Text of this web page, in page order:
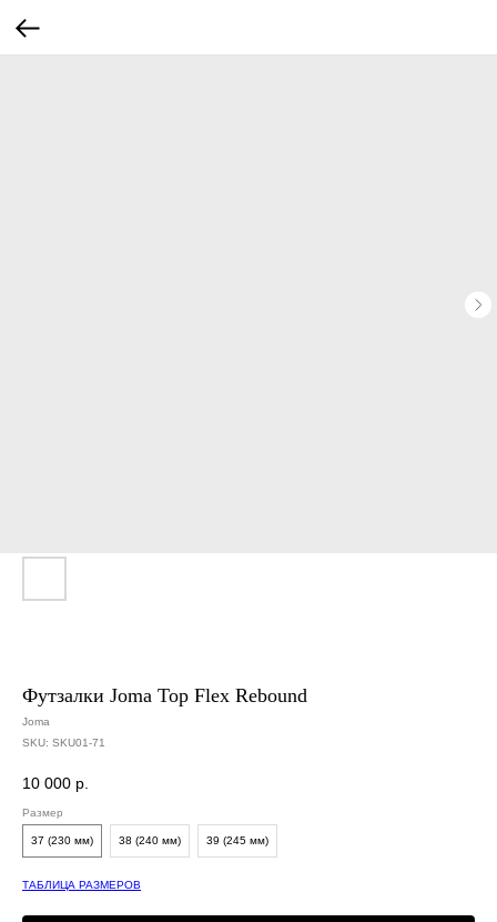
Футзалки Joma Top Flex Rebound
Joma
SKU: SKU01-71
10 000 р.
Размер
37 (230 мм) 38 (240 мм) 39 (245 мм)
ТАБЛИЦА РАЗМЕРОВ